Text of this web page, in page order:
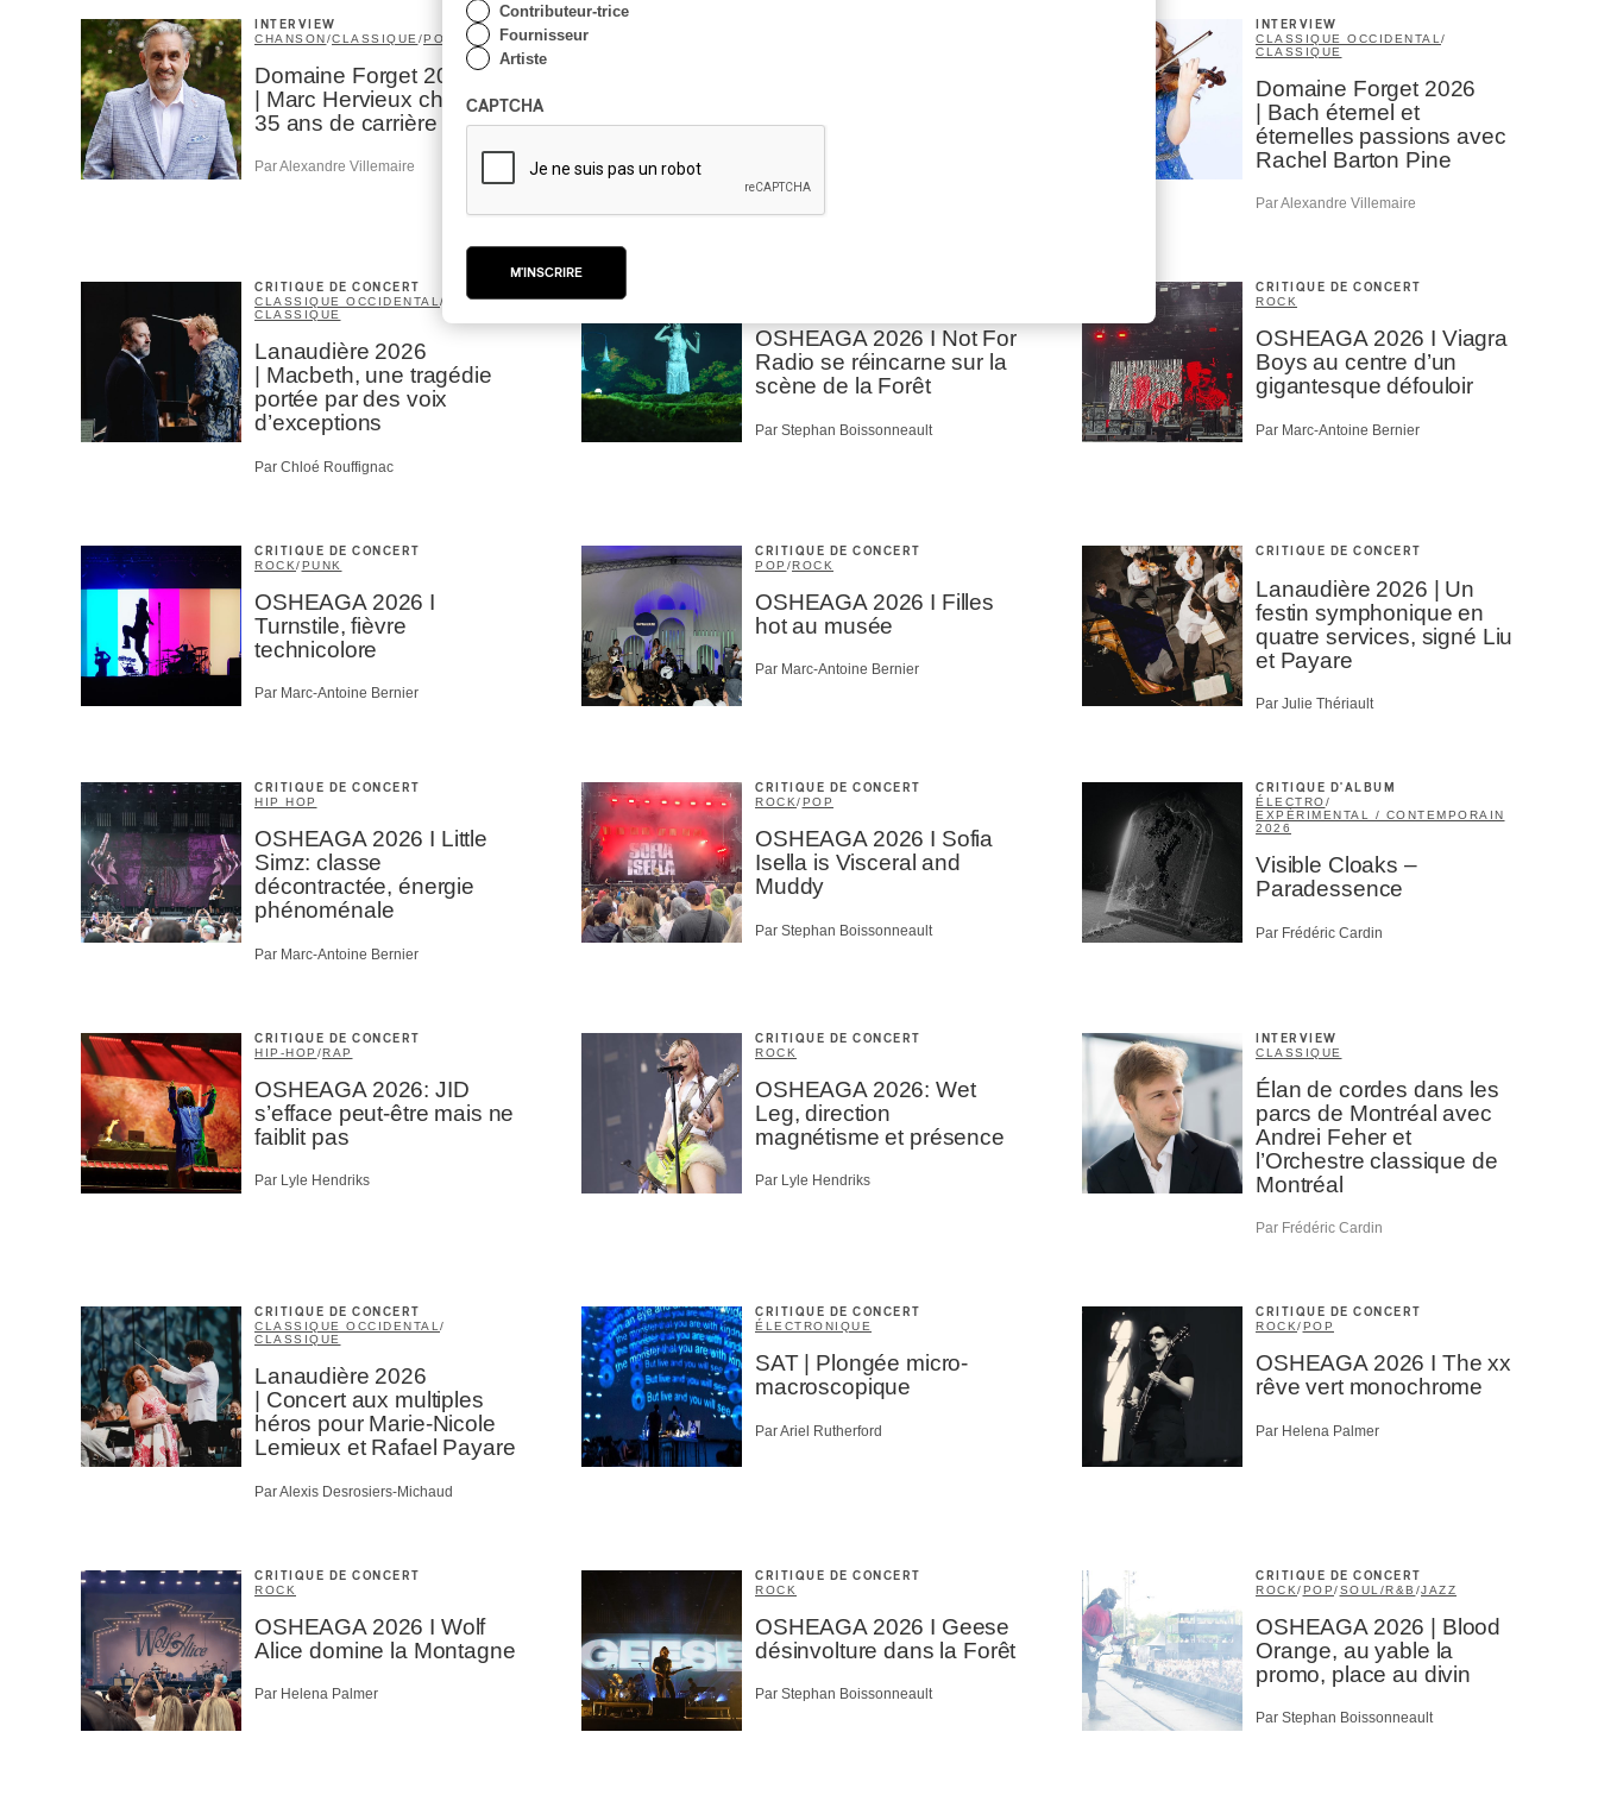
INTERVIEW
CHANSON/CLASSIQUE /POP
Domaine Forget 2026
| Marc Hervieux chante
35 ans de carrière
Par Alexandre Villemaire
INTERVIEW
CLASSIQUE OCCIDENTAL /
CLASSIQUE
Domaine Forget 2026
| Bach éternel et
éternelles passions avec
Rachel Barton Pine
Par Alexandre Villemaire
CRITIQUE DE CONCERT
CLASSIQUE OCCIDENTAL/
CLASSIQUE
Lanaudière 2026
| Macbeth, une tragédie
portée par des voix
d’exceptions
Par Chloé Rouffignac
OSHEAGA 2026 I Not For
Radio se réincarne sur la
scène de la Forêt
Par Stephan Boissonneault
CRITIQUE DE CONCERT
ROCK
OSHEAGA 2026 I Viagra
Boys au centre d’un
gigantesque défouloir
Par Marc-Antoine Bernier
CRITIQUE DE CONCERT
ROCK/PUNK
OSHEAGA 2026 I
Turnstile, fièvre
technicolore
Par Marc-Antoine Bernier
CRITIQUE DE CONCERT
POP /ROCK
OSHEAGA 2026 I Filles
hot au musée
Par Marc-Antoine Bernier
CRITIQUE DE CONCERT
Lanaudière 2026 | Un
festin symphonique en
quatre services, signé Liu
et Payare
Par Julie Thériault
CRITIQUE DE CONCERT
HIP HOP
OSHEAGA 2026 I Little
Simz: classe
décontractée, énergie
phénoménale
Par Marc-Antoine Bernier
CRITIQUE DE CONCERT
ROCK/POP
OSHEAGA 2026 I Sofia
Isella is Visceral and
Muddy
Par Stephan Boissonneault
CRITIQUE D'ALBUM
ÉLECTRO/
EXPÉRIMENTAL / CONTEMPORAIN
2026
Visible Cloaks –
Paradessence
Par Frédéric Cardin
CRITIQUE DE CONCERT
HIP-HOP /RAP
OSHEAGA 2026: JID
s’efface peut-être mais ne
faiblit pas
Par Lyle Hendriks
CRITIQUE DE CONCERT
ROCK
OSHEAGA 2026: Wet
Leg, direction
magnétisme et présence
Par Lyle Hendriks
INTERVIEW
CLASSIQUE
Élan de cordes dans les
parcs de Montréal avec
Andrei Feher et
l’Orchestre classique de
Montréal
Par Frédéric Cardin
CRITIQUE DE CONCERT
CLASSIQUE OCCIDENTAL /
CLASSIQUE
Lanaudière 2026
| Concert aux multiples
héros pour Marie-Nicole
Lemieux et Rafael Payare
Par Alexis Desrosiers-Michaud
CRITIQUE DE CONCERT
ÉLECTRONIQUE
SAT | Plongée micro-
macroscopique
Par Ariel Rutherford
CRITIQUE DE CONCERT
ROCK/POP
OSHEAGA 2026 I The xx
rêve vert monochrome
Par Helena Palmer
CRITIQUE DE CONCERT
ROCK
OSHEAGA 2026 I Wolf
Alice domine la Montagne
Par Helena Palmer
CRITIQUE DE CONCERT
ROCK
OSHEAGA 2026 I Geese
désinvolture dans la Forêt
Par Stephan Boissonneault
CRITIQUE DE CONCERT
ROCK/POP/SOUL/R&B /JAZZ
OSHEAGA 2026 | Blood
Orange, au yable la
promo, place au divin
Par Stephan Boissonneault
Contributeur-trice
Fournisseur
Artiste
CAPTCHA
M'INSCRIRE